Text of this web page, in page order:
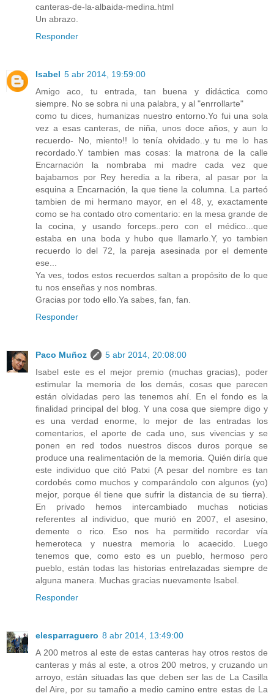
canteras-de-la-albaida-medina.html
Un abrazo.
Responder
Isabel 5 abr 2014, 19:59:00
Amigo aco, tu entrada, tan buena y didáctica como
siempre. No se sobra ni una palabra, y al "enrrollarte"
como tu dices, humanizas nuestro entorno.Yo fui una sola
vez a esas canteras, de niña, unos doce años, y aun lo
recuerdo- No, miento!! lo tenía olvidado..y tu me lo has
recordado.Y tambien mas cosas: la matrona de la calle
Encarnación la nombraba mi madre cada vez que
bajabamos por Rey heredia a la ribera, al pasar por la
esquina a Encarnación, la que tiene la columna. La parteó
tambien de mi hermano mayor, en el 48, y, exactamente
como se ha contado otro comentario: en la mesa grande de
la cocina, y usando forceps..pero con el médico...que
estaba en una boda y hubo que llamarlo.Y, yo tambien
recuerdo lo del 72, la pareja asesinada por el demente
ese...
Ya ves, todos estos recuerdos saltan a propósito de lo que
tu nos enseñas y nos nombras.
Gracias por todo ello.Ya sabes, fan, fan.
Responder
Paco Muñoz
5 abr 2014, 20:08:00
Isabel este es el mejor premio (muchas gracias), poder
estimular la memoria de los demás, cosas que parecen
están olvidadas pero las tenemos ahí. En el fondo es la
finalidad principal del blog. Y una cosa que siempre digo y
es una verdad enorme, lo mejor de las entradas los
comentarios, el aporte de cada uno, sus vivencias y se
ponen en red todos nuestros discos duros porque se
produce una realimentación de la memoria. Quién diría que
este individuo que citó Patxi (A pesar del nombre es tan
cordobés como muchos y comparándolo con algunos (yo)
mejor, porque él tiene que sufrir la distancia de su tierra).
En privado hemos intercambiado muchas noticias
referentes al individuo, que murió en 2007, el asesino,
demente o rico. Eso nos ha permitido recordar vía
hemeroteca y nuestra memoria lo acaecido. Luego
tenemos que, como esto es un pueblo, hermoso pero
pueblo, están todas las historias entrelazadas siempre de
alguna manera. Muchas gracias nuevamente Isabel.
Responder
elesparraguero 8 abr 2014, 13:49:00
A 200 metros al este de estas canteras hay otros restos de
canteras y más al este, a otros 200 metros, y cruzando un
arroyo, están situadas las que deben ser las de La Casilla
del Aire, por su tamaño a medio camino entre estas de La